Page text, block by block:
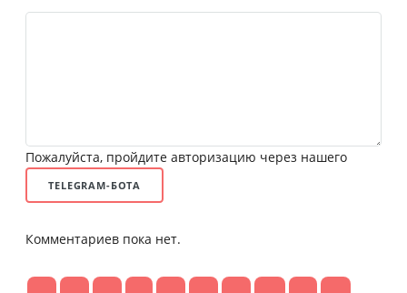
Пожалуйста, пройдите авторизацию через нашего
TELEGRAM-БОТА
Комментариев пока нет.